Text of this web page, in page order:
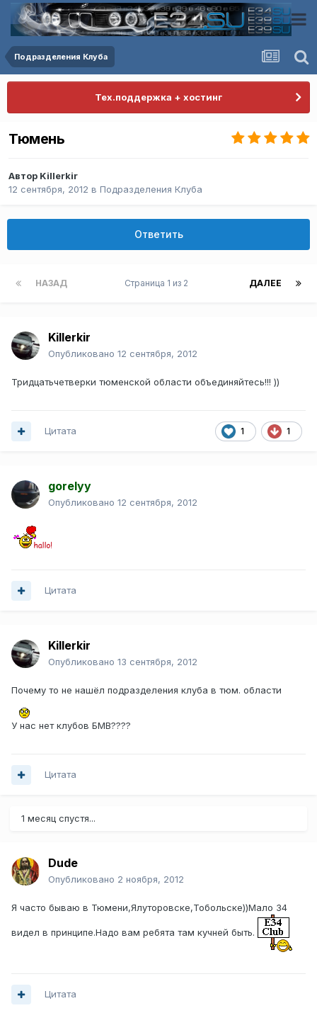
Подразделения Клуба
Тех.поддержка + хостинг
Тюмень
Автор Killerkir
12 сентября, 2012 в Подразделения Клуба
Ответить
НАЗАД ДАЛЕЕ
Страница 1 из 2
Killerkir
Опубликовано 12 сентября, 2012
Тридцатьчетверки тюменской области объединяйтесь!!! ))
1 1
Цитата
gorelyy
Опубликовано 12 сентября, 2012
Цитата
Killerkir
Опубликовано 13 сентября, 2012
Почему то не нашёл подразделения клуба в тюм. области
У нас нет клубов БМВ????
Цитата
1 месяц спустя...
Dude
Опубликовано 2 ноября, 2012
Я часто бываю в Тюмени,Ялуторовске,Тобольске))Мало 34
видел в принципе.Надо вам ребята там кучней быть.
Цитата